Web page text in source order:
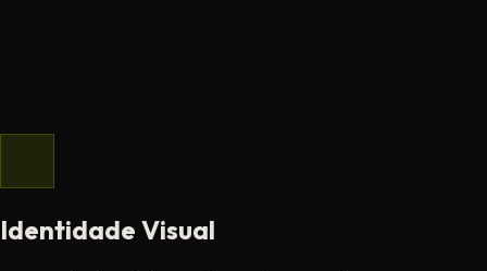
Identidade Visual